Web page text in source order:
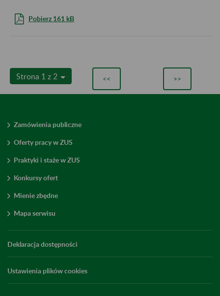
Pobierz 161 kB
Strona 1 z 2 << >>
Zamówienia publiczne
Oferty pracy w ZUS
Praktyki i staże w ZUS
Konkursy ofert
Mienie zbędne
Mapa serwisu
Deklaracja dostępności
Ustawienia plików cookies